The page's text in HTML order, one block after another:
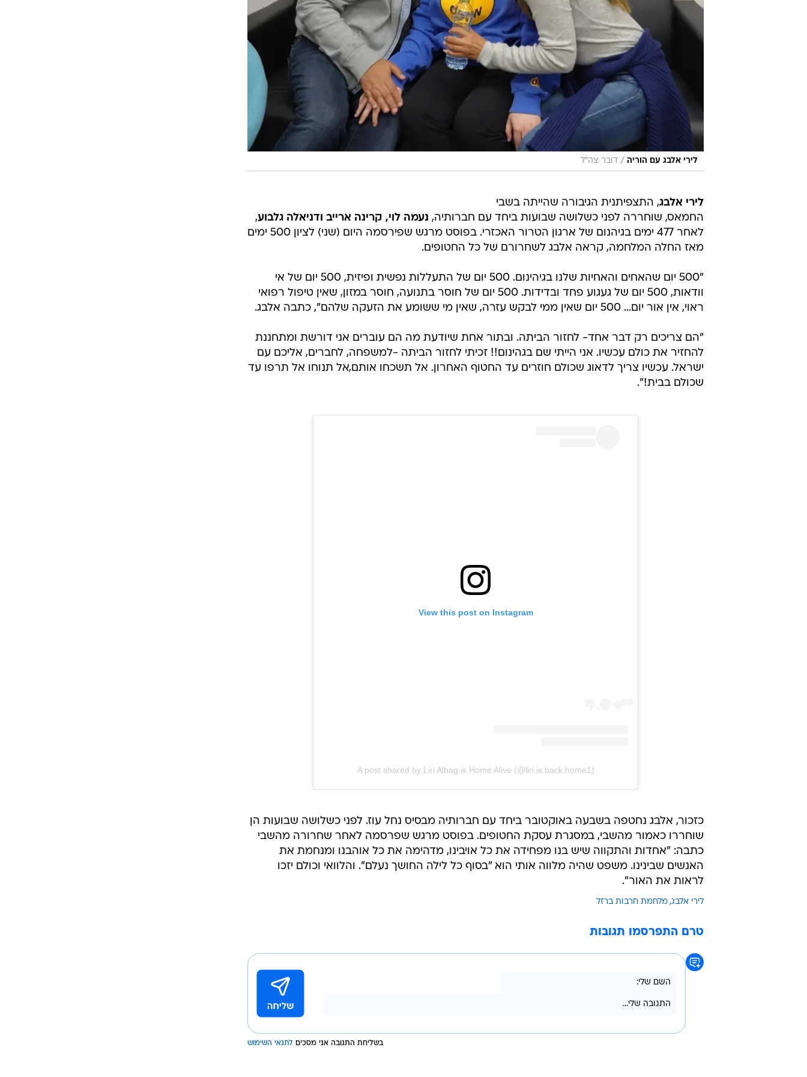
לירי אלבג עם הוריה / דובר צה"ל
לירי אלבג, התצפיתנית הגיבורה שהייתה בשבי
החמאס, שוחררה לפני כשלושה שבועות ביחד עם חברותיה, נעמה לוי, קרינה ארייב ודניאלה גלבוע,
לאחר 477 ימים בגיהנום של ארגון הטרור האכזרי. בפוסט מרגש שפירסמה היום (שני) לציון 500 ימים
מאז החלה המלחמה, קראה אלבג לשחרורם של כל החטופים.
"500 יום שהאחים והאחיות שלנו בגיהינום. 500 יום של התעללות נפשית ופיזית, 500 יום של אי
וודאות, 500 יום של געגוע פחד ובדידות. 500 יום של חוסר בתנועה, חוסר במזון, שאין טיפול רפואי
ראוי, אין אור יום… 500 יום שאין ממי לבקש עזרה, שאין מי ששומע את הזעקה שלהם", כתבה אלבג.
"הם צריכים רק דבר אחד- לחזור הביתה. ובתור אחת שיודעת מה הם עוברים אני דורשת ומתחננת
להחזיר את כולם עכשיו. אני הייתי שם בגהינום!! זכיתי לחזור הביתה -למשפחה, לחברים, אליכם עם
ישראל. עכשיו צריך לדאוג שכולם חוזרים עד החטוף האחרון. אל תשכחו אותם,אל תנוחו אל תרפו עד
שכולם בבית!".
View this post on Instagram
A post shared by Liri Albag is Home Alive (@liri.is.back.home1)
כזכור, אלבג נחטפה בשבעה באוקטובר ביחד עם חברותיה מבסיס נחל עוז. לפני כשלושה שבועות הן
שוחררו כאמור מהשבי, במסגרת עסקת החטופים. בפוסט מרגש שפרסמה לאחר שחרורה מהשבי
כתבה: "אחדות והתקווה שיש בנו מפחידה את כל אויבינו, מדהימה את כל אוהבנו ומנחמת את
האנשים שבינינו. משפט שהיה מלווה אותי הוא "בסוף כל לילה החושך נעלם". והלוואי וכולם יזכו
לראות את האור".
לירי אלבג מלחמת חרבות ברזל
טרם התפרסמו תגובות
בשליחת התגובה אני מסכים לתנאי השימוש